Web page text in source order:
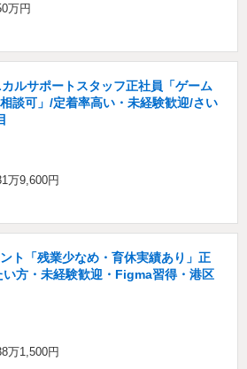
万円
カルサポートスタッフ正社員「ゲーム
談可」/定着率高い・未経験歓迎/さい
万9,600円
ト「残業少なめ・育休実績あり」正
方・未経験歓迎・Figma習得・港区
万1,500円